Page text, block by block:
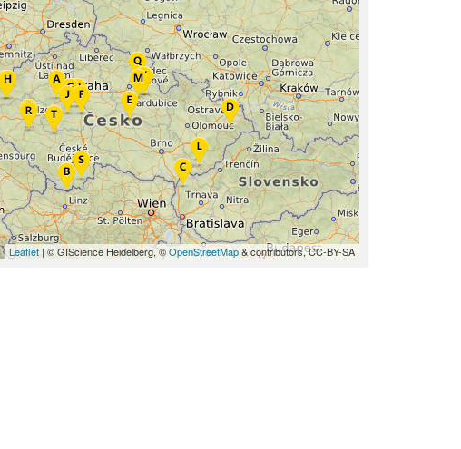
Leaflet| © GIScience Heidelberg, ©OpenStreetMap& contributors, CC-BY-SA